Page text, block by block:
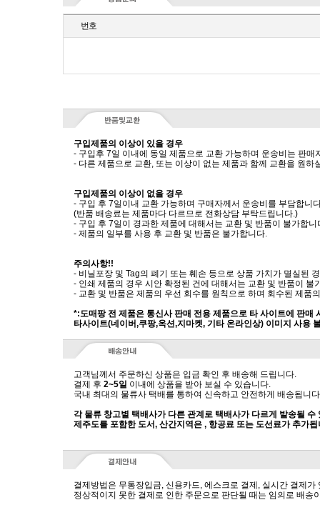
번호
구입제품의 이상이 있을 경우
- 구입후 7일 이내에 동일 제품으로 교환 가능하며 운송비는 판매
- 다른 제품으로 교환, 또는 이상이 없는 제품과 함께 교환을 원하
구입제품의 이상이 없을 경우
- 구입 후 7일이내 교환 가능하며 구매자께서 운송비를 부담합니
(반품 배송료는 제품마다 다르므로 전화상담 부탁드립니다.)
- 구입 후 7일이 경과한 제품에 대해서는 교환 및 반품이 불가합니
- 제품의 일부를 사용 후 교환 및 반품은 불가합니다.
주의사항!!
- 비닐포장 및 Tag의 폐기 또는 훼손 등으로 상품 가치가 멸실된
- 인쇄 제품의 경우 시안 확정된 건에 대해서는 교환 및 반품이 불
- 교환 및 반품은 제품의 우선 회수를 원칙으로 하며 회수된 제품
*:도매팡 전 제품은 통신사 판매 전용 제품으로 타 사이트에 판매
타사이트(네이버,쿠팡,옥션,지마켓, 기타 온라인상) 이미지 사용
고객님께서 주문하신 상품은 입금 확인 후 배송해 드립니다.
결제 후 2~5일 이내에 상품을 받아 보실 수 있습니다.
국내 최대의 물류사 택배를 통하여 신속하고 안전하게 배송됩니
각 물류 창고별 택배사가 다른 관계로 택배사가 다르게 발송될 수
제주도를 포함한 도서, 산간지역은 , 항공료 또는 도선료가 추가됩
결제방법은 무통장입금, 신용카드, 에스크로 결제, 실시간 결제가
정상적이지 못한 결제로 인한 주문으로 판단될 때는 임의로 배송